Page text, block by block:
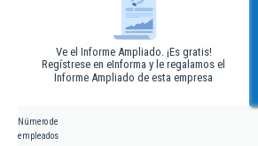
Ve el Informe Ampliado. ¡Es gratis!
Regístrese en eInforma y le regalamos el
Informe Ampliado de esta empresa
Número de
empleados